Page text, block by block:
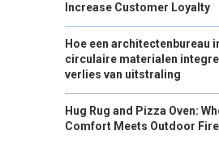
Increase Customer Loyalty
Hoe een architectenbureau
circulaire materialen
verlies van uitstraling
Hug Rug and Pizza Oven:
Comfort Meets Outdoor Fire